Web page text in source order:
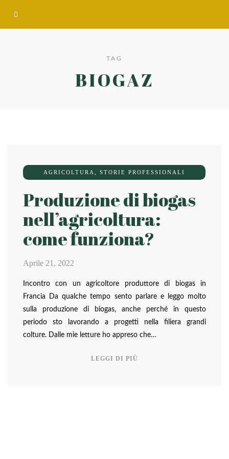
TAG
BIOGAZ
AGRICOLTURA STORIE PROFESSIONALI
Produzione di biogas
nell’agricoltura:
come funziona?
Aprile 21, 2022
Incontro con un agricoltore produttore di biogas in
Francia Da qualche tempo sento parlare e leggo molto
sulla produzione di biogas, anche perché in questo
periodo sto lavorando a progetti nella filiera grandi
colture. Dalle mie letture ho appreso che…
LEGGI DI PIÙ